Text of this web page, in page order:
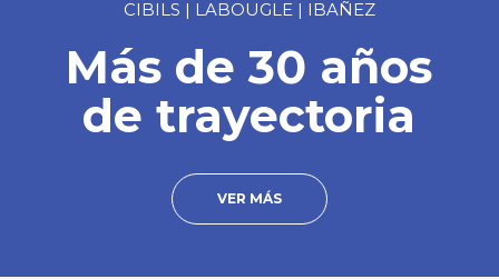
VER MÁS
CIBILS | LABOUGLE | IBAÑEZ
Más de 30 años
de trayectoria